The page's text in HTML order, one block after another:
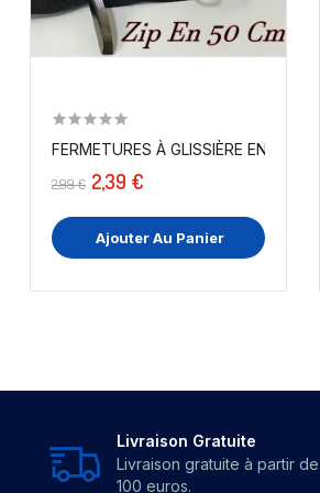
FERMETURES À GLISSIÈRE EN
2,99 € 2,39 €
Ajouter Au Panier
Livraison Gratuite
Livraison gratuite à partir de
100 euros.